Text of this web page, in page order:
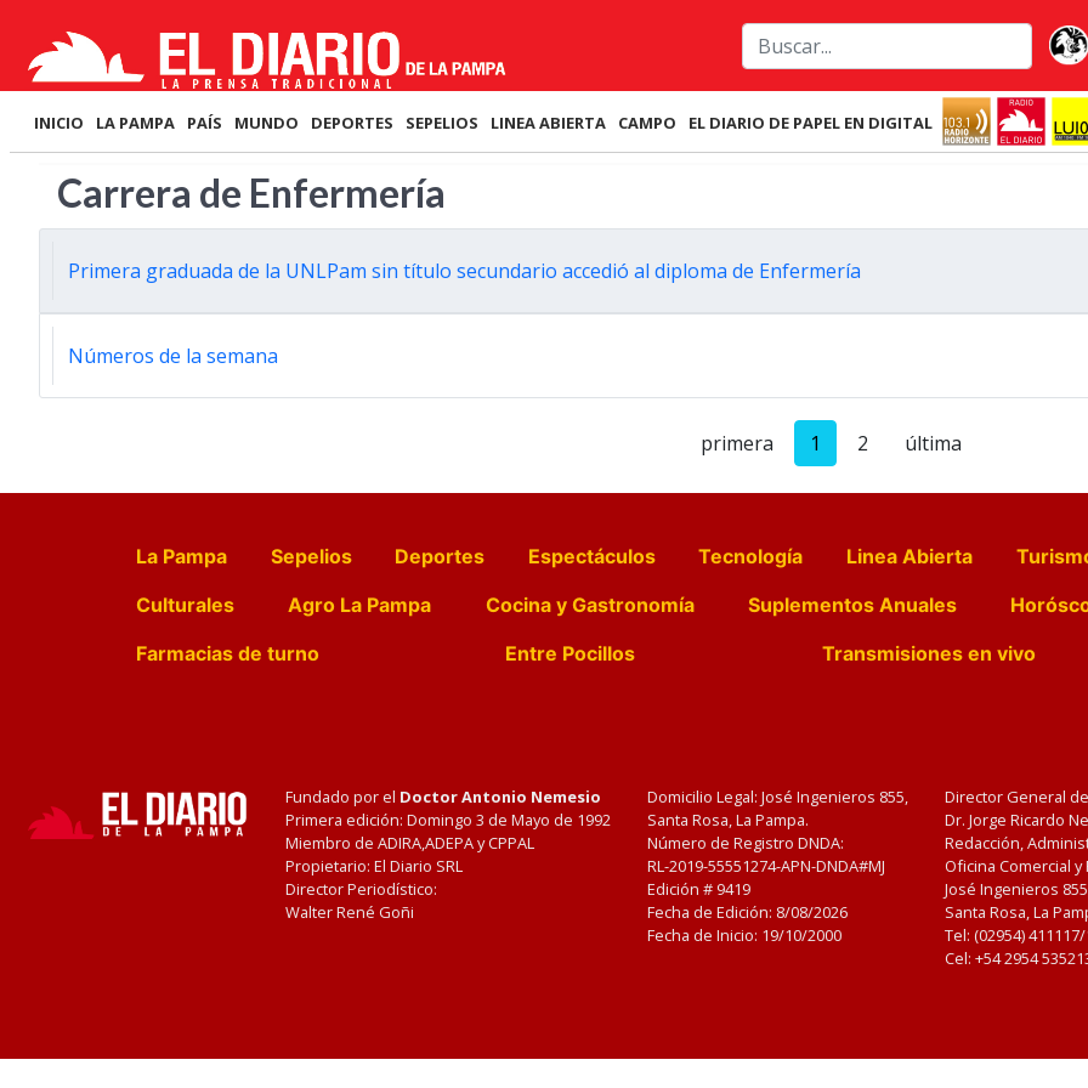
INICIO LA PAMPA PAÍS MUNDO DEPORTES SEPELIOS LINEA ABIERTA CAMPO EL DIARIO DE PAPEL EN DIGITAL
Carrera de Enfermería
Primera graduada de la UNLPam sin título secundario accedió al diploma de Enfermería
Números de la semana
primera 1 2 última
La Pampa Sepelios Deportes Espectáculos Tecnología Linea Abierta
Culturales
Agro La Pampa Cocina y Gastronomía Suplementos Anuales
Farmacias de turno
Entre Pocillos Transmisiones en vivo
Fundado por el Doctor Antonio Nemesio
Primera edición: Domingo 3 de Mayo de 1992
Miembro de ADIRA,ADEPA y CPPAL
Propietario: El Diario SRL
Director Periodístico:
Walter René Goñi
Domicilio Legal: José Ingenieros 855,
Santa Rosa, La Pampa.
Número de Registro DNDA:
RL-2019-55551274-APN-DNDA#MJ
Edición # 9419
Fecha de Edición: 8/08/2026
Fecha de Inicio: 19/10/2000
Director General
Dr. Jorge Ricardo
Redacción,
Oficina Comercial
José Ingenieros
Santa Rosa, La
Tel: (02954)
Cel: +54 2954